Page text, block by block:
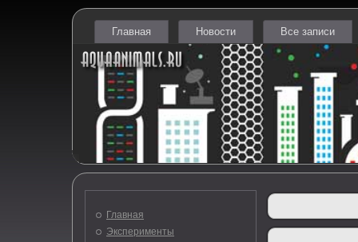
Главная Новости Все записи
Главная
Эксперименты